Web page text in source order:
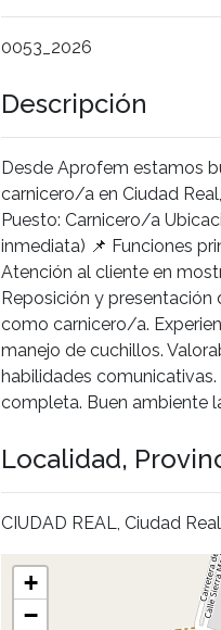
0053_2026
Descripción
Desde Aprofem estamos
carnicero/a en Ciudad
Puesto: Carnicero/a
inmediata) 📌 Funciones
Atención al cliente en
Reposición y presentación
como carnicero/a.
manejo de cuchillos.
habilidades
completa. Buen ambiente
Localidad,
CIUDAD REAL, Ciudad Real
+
−